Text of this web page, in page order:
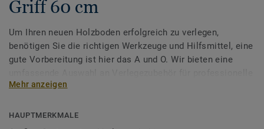
Griff 60 cm
Um Ihren neuen Holzboden erfolgreich zu verlegen,
benötigen Sie die richtigen Werkzeuge und Hilfsmittel, eine
gute Vorbereitung ist hier das A und O. Wir bieten eine
Verleger als auch für Heimwerker.
Mehr anzeigen
HAUPTMERKMALE